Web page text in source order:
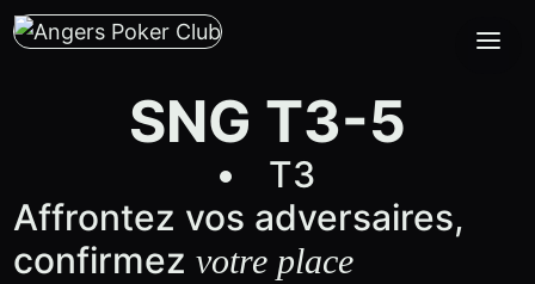
SNG T3-5
T3
Affrontez vos adversaires,
confirmezvotre place